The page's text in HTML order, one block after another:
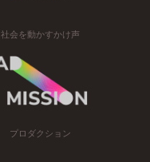
社会を動かすかけ声
プロダクション